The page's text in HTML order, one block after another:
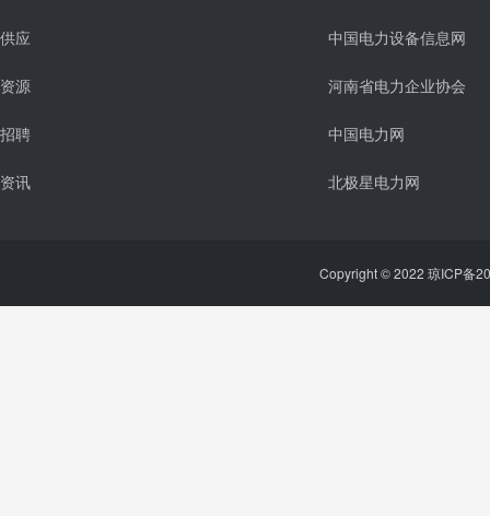
供应
资源
招聘
资讯
中国电力设备信息网
河南省电力企业协会
中国电力网
北极星电力网
Copyright © 2022 琼ICP备